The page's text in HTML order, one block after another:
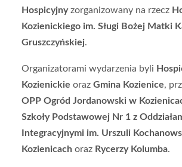
Hospicyjnyzorganizowany na rzecz
Kozienickiego im. Sługi Bożej Matki
Gruszczyńskiej.
Organizatorami wydarzenia byli
Kozienickie oraz Gmina Kozienice,
OPP Ogród Jordanowski w
Szkoły Podstawowej Nr 1 z
Integracyjnymi im. Urszuli
Kozienicach oraz Rycerzy Kolumba.